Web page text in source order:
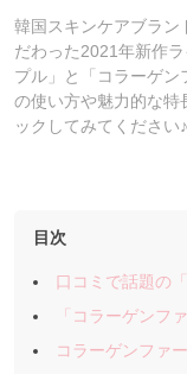
韓国スキンケアブラン
だわった2021年新作
プル」と「コラーゲ
の使い方や魅力的な特
ックしてみてください♪
目次
口コミで話題の
「コラーゲンフ
コラーゲンファ